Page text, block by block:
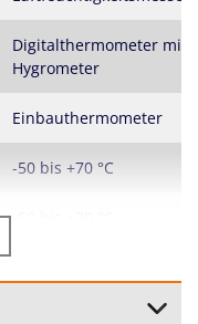
Digitalthermometer mit
Hygrometer
Einbauthermometer
-50 bis +70 °C